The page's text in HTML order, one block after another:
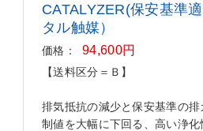
CATALYZER(保安基準
タル触媒）
価格： 94,600円
【送料区分＝Ｂ】
排気抵抗の減少と保安基準の排
制値を大幅に下回る、高い浄化